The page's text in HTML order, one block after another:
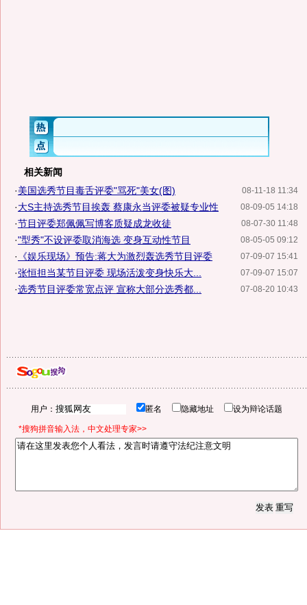
相关新闻
08-11-18 11:34
·美国选秀节目毒舌评委"骂死"美女(图)
08-09-05 14:18
·大S主持选秀节目挨轰 蔡康永当评委被疑专业性
08-07-30 11:48
·节目评委郑佩佩写博客质疑成龙收徒
08-05-05 09:12
·"型秀"不设评委取消海选 变身互动性节目
07-09-07 15:41
· 《娱乐现场》预告:蒋大为激烈轰选秀节目评委
07-09-07 15:07
·张恒担当某节目评委 现场活泼变身快乐大...
07-08-20 10:43
·选秀节目评委常宽点评 宣称大部分选秀都...
用户： 匿名 隐藏地址 设为辩论话题
*搜狗拼音输入法，中文处理专家>>